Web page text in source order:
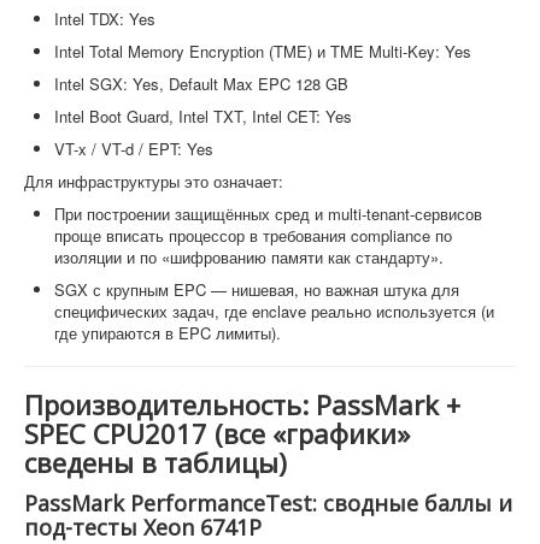
Intel TDX: Yes
Intel Total Memory Encryption (TME) и TME Multi-Key: Yes
Intel SGX: Yes, Default Max EPC 128 GB
Intel Boot Guard, Intel TXT, Intel CET: Yes
VT-x / VT-d / EPT: Yes
Для инфраструктуры это означает:
При построении защищённых сред и multi-tenant-сервисов
проще вписать процессор в требования compliance по
изоляции и по «шифрованию памяти как стандарту».
SGX с крупным EPC — нишевая, но важная штука для
специфических задач, где enclave реально используется (и
где упираются в EPC лимиты).
Производительность: PassMark +
SPEC CPU2017 (все «графики»
сведены в таблицы)
PassMark PerformanceTest: сводные баллы и
под-тесты Xeon 6741P